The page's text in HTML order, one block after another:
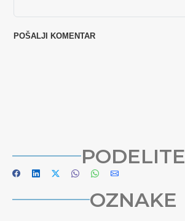
PODELITE
OZNAKE